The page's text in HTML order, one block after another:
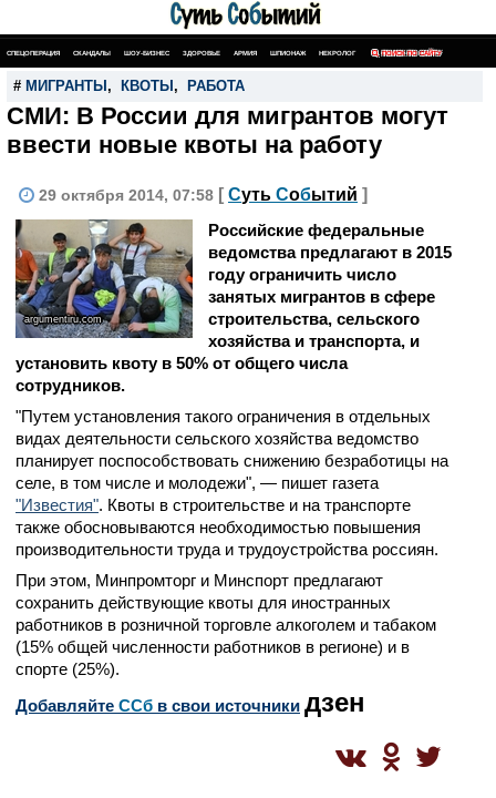
СПЕЦОПЕРАЦИЯ СКАНДАЛЫ ШОУ-БИЗНЕС ЗДОРОВЬЕ АРМИЯ ШПИОНАЖ НЕКРОЛОГ ПОИСК ПО САЙТУ
# МИГРАНТЫ , КВОТЫ , РАБОТА
СМИ: В России для мигрантов могут
ввести новые квоты на работу
29 октября 2014, 07:58 [ Суть Событий ]
argumentiru.com
Российские федеральные
ведомства предлагают в 2015
году ограничить число
занятых мигрантов в сфере
строительства, сельского
хозяйства и транспорта, и
установить квоту в 50% от общего числа
сотрудников.
"Путем установления такого ограничения в отдельных
видах деятельности сельского хозяйства ведомство
планирует поспособствовать снижению безработицы на
селе, в том числе и молодежи", — пишет газета
"Известия". Квоты в строительстве и на транспорте
также обосновываются необходимостью повышения
производительности труда и трудоустройства россиян.
При этом, Минпромторг и Минспорт предлагают
сохранить действующие квоты для иностранных
работников в розничной торговле алкоголем и табаком
(15% общей численности работников в регионе) и в
спорте (25%).
Добавляйте CСб в свои источники дзен